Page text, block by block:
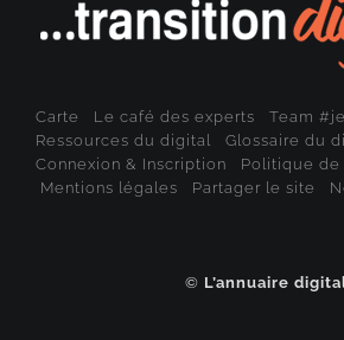
Carte Le café des experts
Team
Ressources du digital
Glossaire du
Connexion & Inscription
Politique
Mentions légales
Partager le site
© L’annuaire